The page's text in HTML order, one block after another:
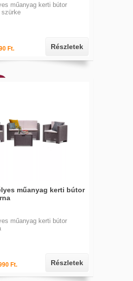
műanyag kerti bútor
szürke
Ft. Részletek
műanyag kerti bútor
műanyag kerti bútor
Ft. Részletek